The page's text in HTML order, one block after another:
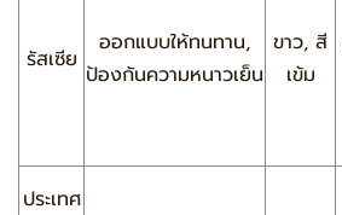
รัสเซีย
ออกแบบให้ทนทาน,
ป้องกันความหนาวเย็น
ขาว, สี
เข้ม
ประเทศ